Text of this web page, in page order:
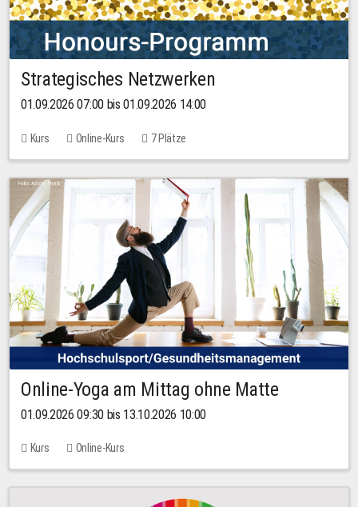
Strategisches Netzwerken
01.09.2026 07:00 bis 01.09.2026 14:00
Kurs Online-Kurs 7 Plätze
Online-Yoga am Mittag ohne Matte
01.09.2026 09:30 bis 13.10.2026 10:00
Kurs Online-Kurs